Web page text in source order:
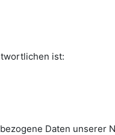
ist:
Daten